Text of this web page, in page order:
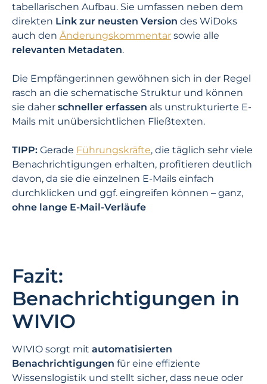
tabellarischen Aufbau. Sie umfassen neben dem
direkten Link zur neusten Version des WiDoks
auch den Änderungskommentar sowie alle
relevanten Metadaten.
Die Empfänger:innen gewöhnen sich in der Regel
rasch an die schematische Struktur und können
sie daher schneller erfassen als unstrukturierte E-
Mails mit unübersichtlichen Fließtexten.
TIPP: Gerade Führungskräfte, die täglich sehr viele
Benachrichtigungen erhalten, profitieren deutlich
davon, da sie die einzelnen E-Mails einfach
durchklicken und ggf. eingreifen können – ganz,
ohne lange E-Mail-Verläufe
Fazit:
Benachrichtigungen in
WIVIO
WIVIO sorgt mit automatisierten
Benachrichtigungen für eine effiziente
Wissenslogistik und stellt sicher, dass neue oder